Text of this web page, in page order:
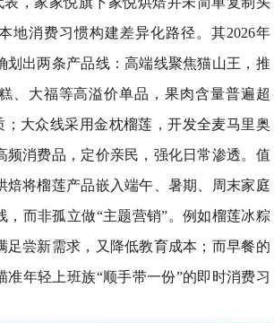
地消费习惯构建差异化路径。其2026年
划出两条产品线：高端线聚焦猫山王，推
、大福等高溢价单品，果肉含量普遍超
；大众线采用金枕榴莲，开发全麦马里奥
频消费品，定价亲民，强化日常渗透。值
焙将榴莲产品嵌入端午、暑期、周末家庭
，而非孤立做“主题营销”。例如榴莲冰粽
足尝新需求，又降低教育成本；而早餐的
准年轻上班族“顺手带一份”的即时消费习